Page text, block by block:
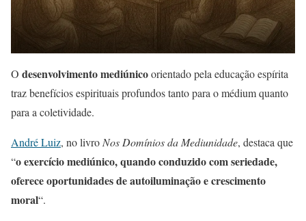
O desenvolvimento mediúnicoorientado pela educação espírita
traz benefícios espirituais profundos tanto para o médium quanto
para a coletividade.
André Luiz, no livroNos Domínios da Mediunidade, destaca que
“o exercício mediúnico, quando conduzido com seriedade,
oferece oportunidades de autoiluminação e crescimento
moral“.